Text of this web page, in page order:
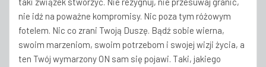
nie idź na poważne kompromisy. Nic poza tym różowym
fotelem. Nic co zrani Twoją Duszę. Bądź sobie wierna,
swoim marzeniom, swoim potrzebom i swojej wizji życia, a
ten Twój wymarzony ON sam się pojawi. Taki, jakiego